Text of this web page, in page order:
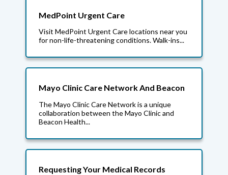
MedPoint Urgent Care
Visit MedPoint Urgent Care locations near you
for non-life-threatening conditions. Walk-ins...
Mayo Clinic Care Network And Beacon
The Mayo Clinic Care Network is a unique
collaboration between the Mayo Clinic and
Beacon Health...
Requesting Your Medical Records